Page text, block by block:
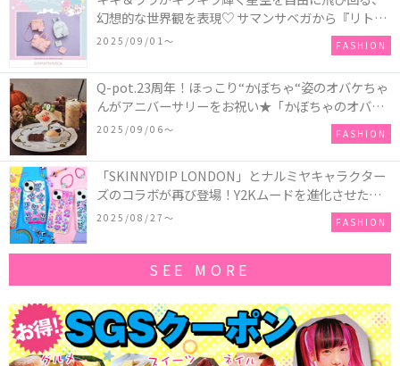
幻想的な世界観を表現♡ サマンサベガから『リトル
ツインスターズ』50周年アニバーサリーイヤー』を
2025/09/01〜 FASHION
Q-pot.23周年！ほっこり“かぼちゃ“姿のオバケちゃ
んがアニバーサリーをお祝い★「かぼちゃのオバケ
ーキアクセサリー」が新発売！Q-pot CAFE.では
「かぼちゃのオバケーキプレート」も登場
2025/09/06〜 FASHION
「SKINNYDIP LONDON」とナルミヤキャラクター
ズのコラボが再び登場！Y2Kムードを進化させた新
作コレクションを発売♪
2025/08/27〜 FASHION
SEE MORE